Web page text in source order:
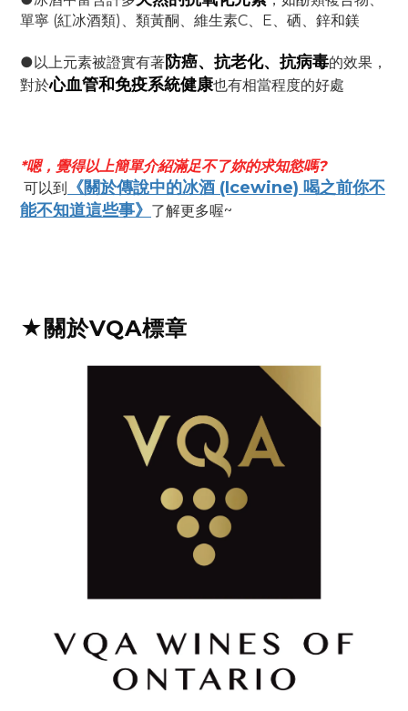
單寧 (紅冰酒類)、類黃酮、維生素C、E、硒、鋅和鎂
●以上元素被證實有著防癌、抗老化、抗病毒的效果，
對於心血管和免疫系統健康也有相當程度的好處
*嗯，覺得以上簡單介紹滿足不了妳的求知慾嗎?
可以到
《關於傳說中的冰酒 (Icewine) 喝之前你不
能不知道這些事》 了解更多喔~
★關於VQA標章